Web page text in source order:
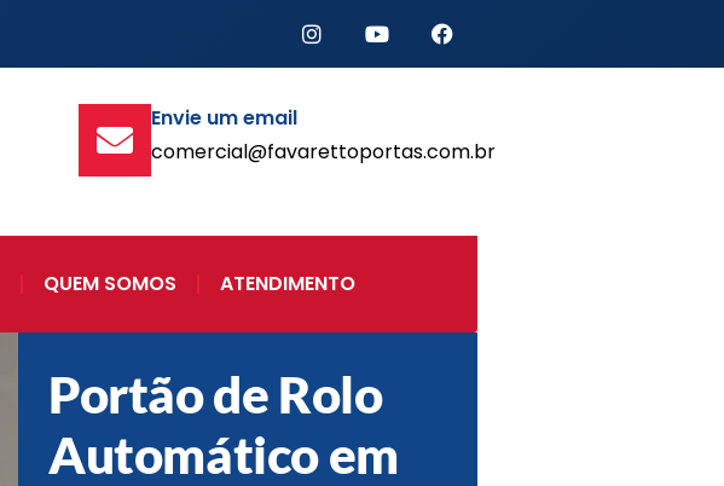
Envie um email
comercial@favarettoportas.com.br
QUEM SOMOS ATENDIMENTO
Portão de Rolo
Automático em